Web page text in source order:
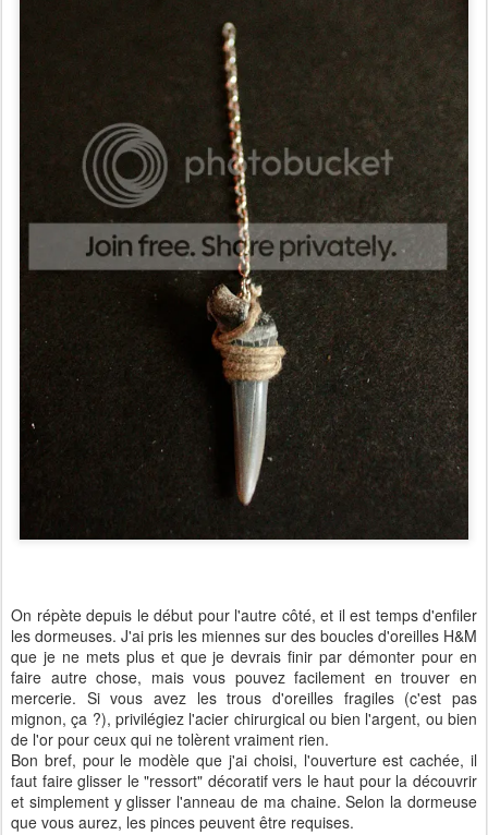
On répète depuis le début pour l'autre côté, et il est temps d'enfiler
les dormeuses. J'ai pris les miennes sur des boucles d'oreilles H&M
que je ne mets plus et que je devrais finir par démonter pour en
faire autre chose, mais vous pouvez facilement en trouver en
mercerie. Si vous avez les trous d'oreilles fragiles (c'est pas
mignon, ça ?), privilégiez l'acier chirurgical ou bien l'argent, ou bien
de l'or pour ceux qui ne tolèrent vraiment rien.
Bon bref, pour le modèle que j'ai choisi, l'ouverture est cachée, il
faut faire glisser le "ressort" décoratif vers le haut pour la découvrir
et simplement y glisser l'anneau de ma chaine. Selon la dormeuse
que vous aurez, les pinces peuvent être requises.